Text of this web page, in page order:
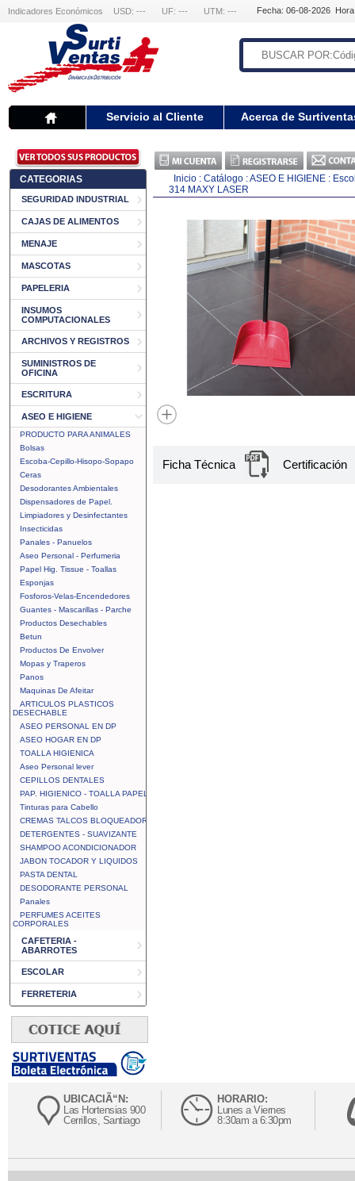
Indicadores Económicos USD: --- UF: --- UTM: --- Fecha: 06-08-2026
Servicio al Cliente Acerca de
CATEGORIAS
SEGURIDAD INDUSTRIAL
CAJAS DE ALIMENTOS
MENAJE
MASCOTAS
PAPELERIA
INSUMOS
COMPUTACIONALES
ARCHIVOS Y REGISTROS
SUMINISTROS DE
OFICINA
ESCRITURA
ASEO E HIGIENE
PRODUCTO PARA ANIMALES
Bolsas
Escoba-Cepillo-Hisopo-Sopapo
Ceras
Desodorantes Ambientales
Dispensadores de Papel.
Limpiadores y Desinfectantes
Insecticidas
Panales - Panuelos
Aseo Personal - Perfumeria
Papel Hig. Tissue - Toallas
Esponjas
Fosforos-Velas-Encendedores
Guantes - Mascarillas - Parche
Productos Desechables
Betun
Productos De Envolver
Mopas y Traperos
Panos
Maquinas De Afeitar
ARTICULOS PLASTICOS
DESECHABLE
ASEO PERSONAL EN DP
ASEO HOGAR EN DP
TOALLA HIGIENICA
Aseo Personal lever
CEPILLOS DENTALES
PAP. HIGIENICO - TOALLA PAPEL
Tinturas para Cabello
CREMAS TALCOS BLOQUEADOR
DETERGENTES - SUAVIZANTE
SHAMPOO ACONDICIONADOR
JABON TOCADOR Y LIQUIDOS
PASTA DENTAL
DESODORANTE PERSONAL
Panales
PERFUMES ACEITES
CORPORALES
CAFETERIA -
ABARROTES
ESCOLAR
FERRETERIA
Inicio : Catálogo :ASEO E HIGIENE :
314 MAXY LASER
Ficha Técnica Certificación
UBICACIÃ“N:
Las Hortensias 900
Cerrillos, Santiago
HORARIO:
Lunes a Viernes
8:30am a 6:30pm